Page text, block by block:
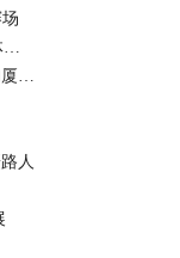
省市场监管局出台硬核举措 “护航”经营主体轻装前行
【走进厦门投洽会】我省14家企业组团参加厦门投洽会
人